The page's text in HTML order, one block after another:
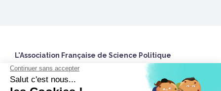
L'Association Française de Science Politique
27 rue Saint Guillaume